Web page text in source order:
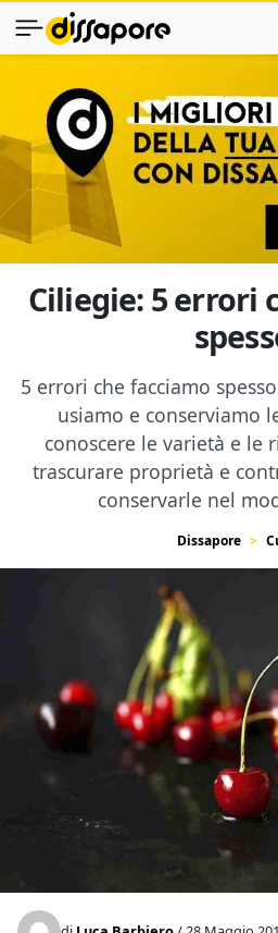
Ciliegie: 5 errori
5 errori che facciamo
usiamo e conserviamo
conoscere le varietà e le
trascurare proprietà e
conservarle nel
Dissapore